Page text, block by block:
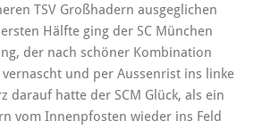
TSV Großhadern ausgeglichen
Hälfte ging der SC München
der nach schöner Kombination
und per Aussenrist ins linke
darauf hatte der SCM Glück, als ein
vom Innenpfosten wieder ins Feld